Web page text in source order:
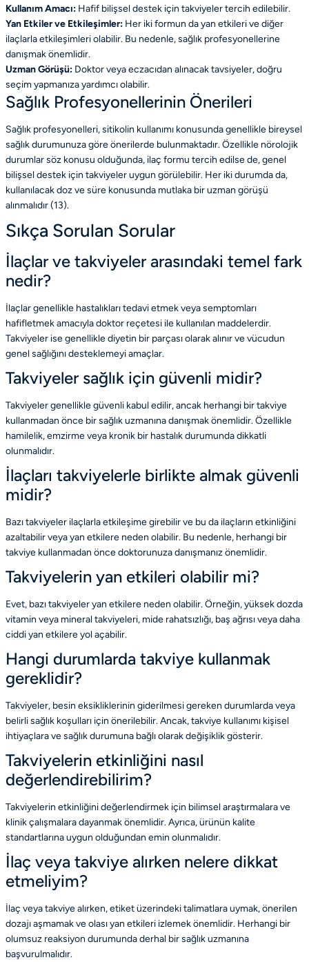
Kullanım Amacı: Hafif bilişsel destek için takviyeler tercih edilebilir.
Yan Etkiler ve Etkileşimler: Her iki formun da yan etkileri ve diğer
ilaçlarla etkileşimleri olabilir. Bu nedenle, sağlık profesyonellerine
danışmak önemlidir.
Uzman Görüşü: Doktor veya eczacıdan alınacak tavsiyeler, doğru
seçim yapmanıza yardımcı olabilir.
Sağlık Profesyonellerinin Önerileri
Sağlık profesyonelleri, sitikolin kullanımı konusunda genellikle bireysel
sağlık durumunuza göre önerilerde bulunmaktadır. Özellikle nörolojik
durumlar söz konusu olduğunda, ilaç formu tercih edilse de, genel
bilişsel destek için takviyeler uygun görülebilir. Her iki durumda da,
kullanılacak doz ve süre konusunda mutlaka bir uzman görüşü
alınmalıdır (13).
Sıkça Sorulan Sorular
İlaçlar ve takviyeler arasındaki temel fark
nedir?
İlaçlar genellikle hastalıkları tedavi etmek veya semptomları
hafifletmek amacıyla doktor reçetesi ile kullanılan maddelerdir.
Takviyeler ise genellikle diyetin bir parçası olarak alınır ve vücudun
genel sağlığını desteklemeyi amaçlar.
Takviyeler sağlık için güvenli midir?
Takviyeler genellikle güvenli kabul edilir, ancak herhangi bir takviye
kullanmadan önce bir sağlık uzmanına danışmak önemlidir. Özellikle
hamilelik, emzirme veya kronik bir hastalık durumunda dikkatli
olunmalıdır.
İlaçları takviyelerle birlikte almak güvenli
midir?
Bazı takviyeler ilaçlarla etkileşime girebilir ve bu da ilaçların etkinliğini
azaltabilir veya yan etkilere neden olabilir. Bu nedenle, herhangi bir
takviye kullanmadan önce doktorunuza danışmanız önemlidir.
Takviyelerin yan etkileri olabilir mi?
Evet, bazı takviyeler yan etkilere neden olabilir. Örneğin, yüksek dozda
vitamin veya mineral takviyeleri, mide rahatsızlığı, baş ağrısı veya daha
ciddi yan etkilere yol açabilir.
Hangi durumlarda takviye kullanmak
gereklidir?
Takviyeler, besin eksikliklerinin giderilmesi gereken durumlarda veya
belirli sağlık koşulları için önerilebilir. Ancak, takviye kullanımı kişisel
ihtiyaçlara ve sağlık durumuna bağlı olarak değişiklik gösterir.
Takviyelerin etkinliğini nasıl
değerlendirebilirim?
Takviyelerin etkinliğini değerlendirmek için bilimsel araştırmalara ve
klinik çalışmalara dayanmak önemlidir. Ayrıca, ürünün kalite
standartlarına uygun olduğundan emin olunmalıdır.
İlaç veya takviye alırken nelere dikkat
etmeliyim?
İlaç veya takviye alırken, etiket üzerindeki talimatlara uymak, önerilen
dozajı aşmamak ve olası yan etkileri izlemek önemlidir. Herhangi bir
olumsuz reaksiyon durumunda derhal bir sağlık uzmanına
başvurulmalıdır.